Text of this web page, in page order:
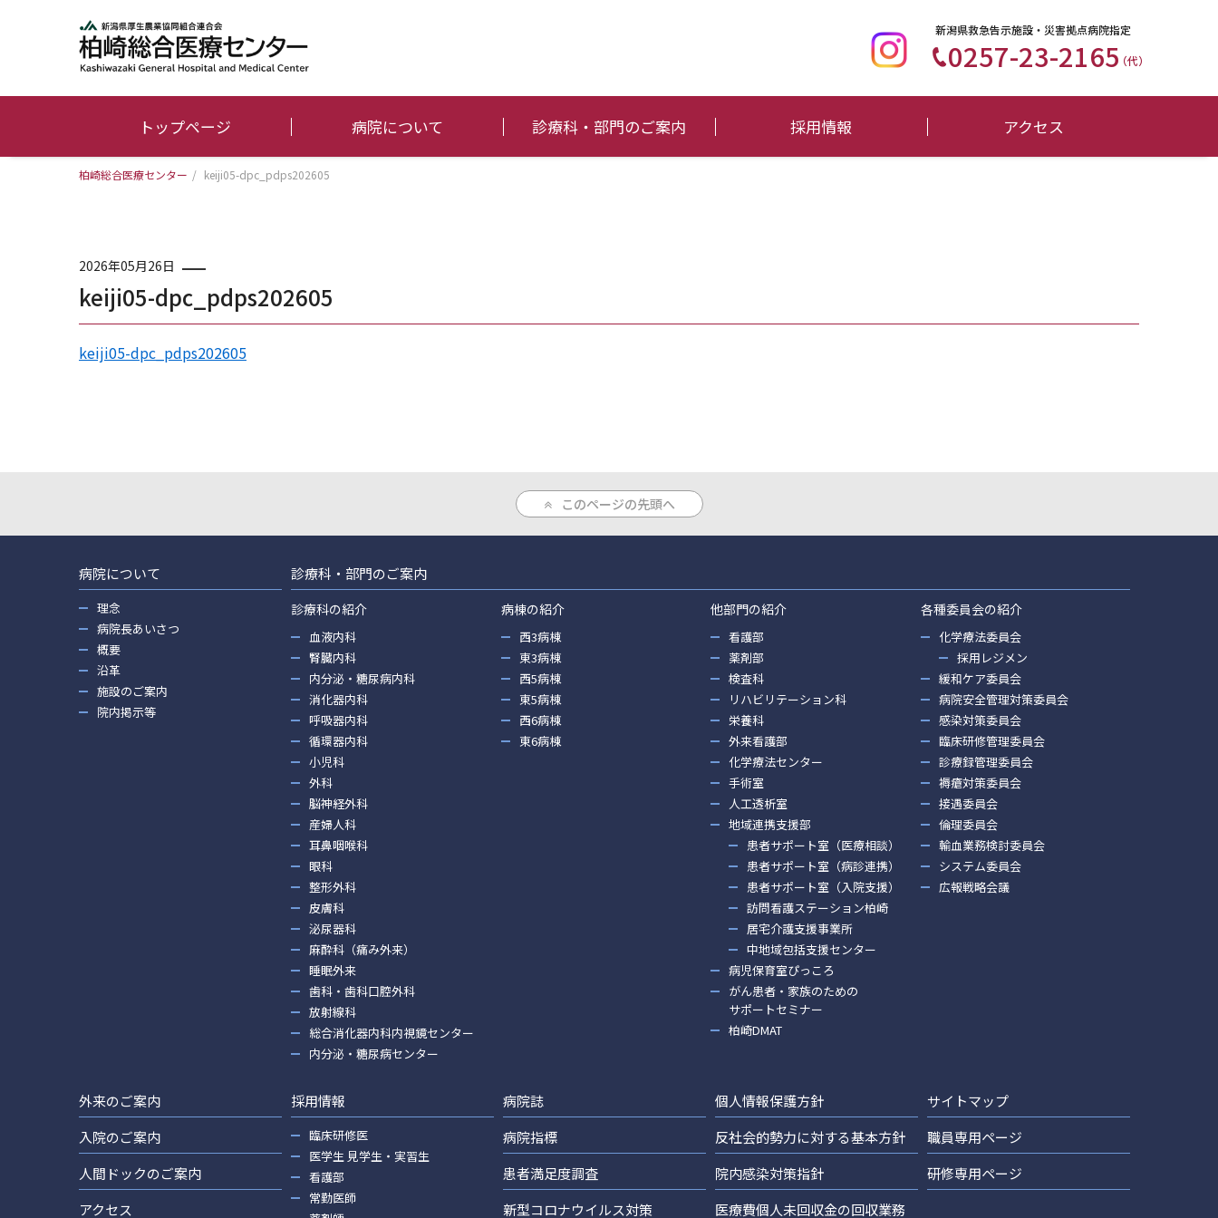
新潟県救急告示施設・災害拠点病院指定
0257-23-2165（代）
トップページ 病院について 診療科・部門のご案内 採用情報 アクセス
柏崎総合医療センター / keiji05-dpc_pdps202605
2026年05月26日
keiji05-dpc_pdps202605
keiji05-dpc_pdps202605
このページの先頭へ
病院について
理念
病院長あいさつ
概要
沿革
施設のご案内
院内掲示等
診療科・部門のご案内
診療科の紹介
血液内科
腎臓内科
内分泌・糖尿病内科
消化器内科
呼吸器内科
循環器内科
小児科
外科
脳神経外科
産婦人科
耳鼻咽喉科
眼科
整形外科
皮膚科
泌尿器科
麻酔科（痛み外来）
睡眠外来
歯科・歯科口腔外科
放射線科
総合消化器内科内視鏡センター
内分泌・糖尿病センター
病棟の紹介
西3病棟
東3病棟
西5病棟
東5病棟
西6病棟
東6病棟
他部門の紹介
看護部
薬剤部
検査科
リハビリテーション科
栄養科
外来看護部
化学療法センター
手術室
人工透析室
地域連携支援部
患者サポート室（医療相談）
患者サポート室（病診連携）
患者サポート室（入院支援）
訪問看護ステーション柏崎
居宅介護支援事業所
中地域包括支援センター
病児保育室ぴっころ
がん患者・家族のための
サポートセミナー
柏崎DMAT
各種委員会の紹介
化学療法委員会
採用レジメン
緩和ケア委員会
病院安全管理対策委員会
感染対策委員会
臨床研修管理委員会
診療録管理委員会
褥瘡対策委員会
接遇委員会
倫理委員会
輸血業務検討委員会
システム委員会
広報戦略会議
外来のご案内
入院のご案内
人間ドックのご案内
アクセス
採用情報
臨床研修医
医学生 見学生・実習生
看護部
常勤医師
病院誌
病院指標
患者満足度調査
新型コロナウイルス対策
個人情報保護方針
反社会的勢力に対する基本方針
院内感染対策指針
医療費個人未回収金の回収業務
サイトマップ
職員専用ページ
研修専用ページ